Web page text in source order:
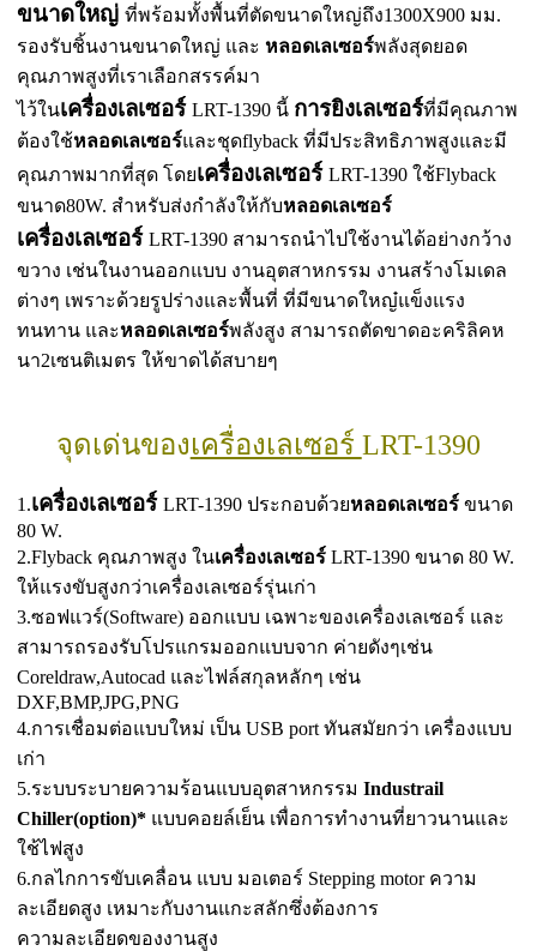
ขนาดใหญ่ที่พร้อมทั้งพื้นที่ตัดขนาดใหญ่ถึง1300X900 มม.
รองรับชิ้นงานขนาดใหญ่ และ หลอดเลเซอร์พลังสุดยอด
คุณภาพสูงที่เราเลือกสรรค์มา
ไว้ในเครื่องเลเซอร์LRT-1390 นี้ การยิงเลเซอร์ที่มีคุณภาพ
ต้องใช้หลอดเลเซอร์และชุดflyback ที่มีประสิทธิภาพสูงและมี
คุณภาพมากที่สุด โดยเครื่องเลเซอร์LRT-1390 ใช้Flyback
ขนาด80W. สำหรับส่งกำลังให้กับหลอดเลเซอร์
เครื่องเลเซอร์LRT-1390 สามารถนำไปใช้งานได้อย่างกว้าง
ขวาง เช่นในงานออกแบบ งานอุตสาหกรรม งานสร้างโมเดล
ต่างๆ เพราะด้วยรูปร่างและพื้นที่ ที่มีขนาดใหญ๋แข็งแรง
ทนทาน และหลอดเลเซอร์พลังสูง สามารถตัดขาดอะคริลิคห
นา2เซนติเมตร ให้ขาดได้สบายๆ
จุดเด่นของเครื่องเลเซอร์ LRT-1390
1.เครื่องเลเซอร์LRT-1390 ประกอบด้วยหลอดเลเซอร์ขนาด
80 W.
2.Flyback คุณภาพสูง ในเครื่องเลเซอร์ LRT-1390 ขนาด 80 W.
ให้แรงขับสูงกว่าเครื่องเลเซอร์รุ่นเก่า
3.ซอฟแวร์(Software) ออกแบบ เฉพาะของเครื่องเลเซอร์ และ
สามารถรองรับโปรแกรมออกแบบจาก ค่ายดังๆเช่น
Coreldraw,Autocad และไฟล์สกุลหลักๆ เช่น
DXF,BMP,JPG,PNG
4.การเชื่อมต่อแบบใหม่ เป็น USB port ทันสมัยกว่า เครื่องแบบ
เก่า
5.ระบบระบายความร้อนแบบอุตสาหกรรมIndustrail
Chiller(option)* แบบคอยล์เย็น เพื่อการทำงานที่ยาวนานและ
ใช้ไฟสูง
6.กลไกการขับเคลื่อน แบบ มอเตอร์ Stepping motor ความ
ละเอียดสูง เหมาะกับงานแกะสลักซึ่งต้องการ
ความละเอียดของงานสูง